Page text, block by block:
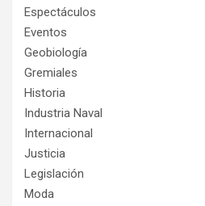
Espectáculos
Eventos
Geobiología
Gremiales
Historia
Industria Naval
Internacional
Justicia
Legislación
Moda